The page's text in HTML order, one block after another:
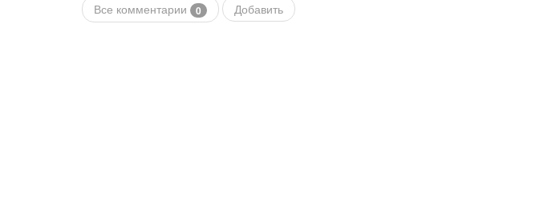
Все комментарии 0 Добавить